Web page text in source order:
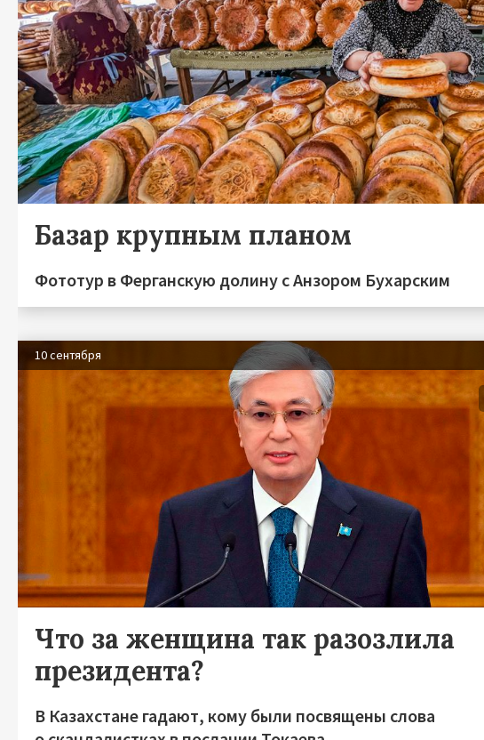
Базар крупным планом
Фототур в Ферганскую долину с Анзором Бухарским
10 сентября
Что за женщина так разозлила
президента?
В Казахстане гадают, кому были посвящены слова